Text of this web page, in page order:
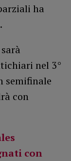
ha
nel 3°
semifinale
con
con